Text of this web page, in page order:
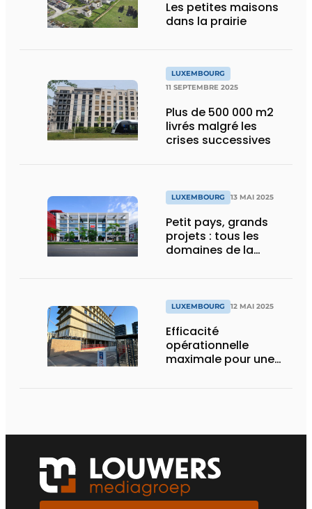
Les petites maisons
dans la prairie
LUXEMBOURG
11 SEPTEMBRE 2025
Plus de 500 000 m2
livrés malgré les
crises successives
LUXEMBOURG 13 MAI 2025
Petit pays, grands
projets : tous les
domaines de la
LUXEMBOURG 12 MAI 2025
Efficacité
opérationnelle
maximale pour une